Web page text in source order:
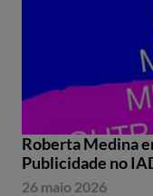
Roberta Medina
Publicidade no
26 maio 2026